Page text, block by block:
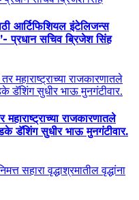
आर्टिफिशियल इंटेलिजन्स
सचिव ब्रिजेश सिंह
राजकारणातले
डॅशिंग सुधीर भाऊ मुनगंटीवार.